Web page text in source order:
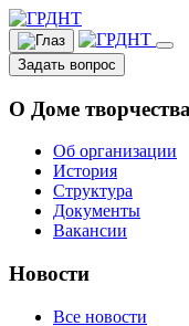
Задать вопрос
О Доме
Об организации
История
Структура
Документы
Вакансии
Новости
Все новости